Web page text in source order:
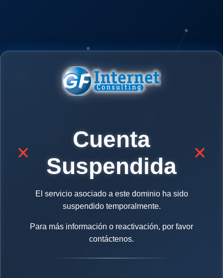
Cuenta
Suspendida
El servicio asociado a este dominio ha sido
suspendido temporalmente.
Para más información o reactivación, por favor
contáctenos.